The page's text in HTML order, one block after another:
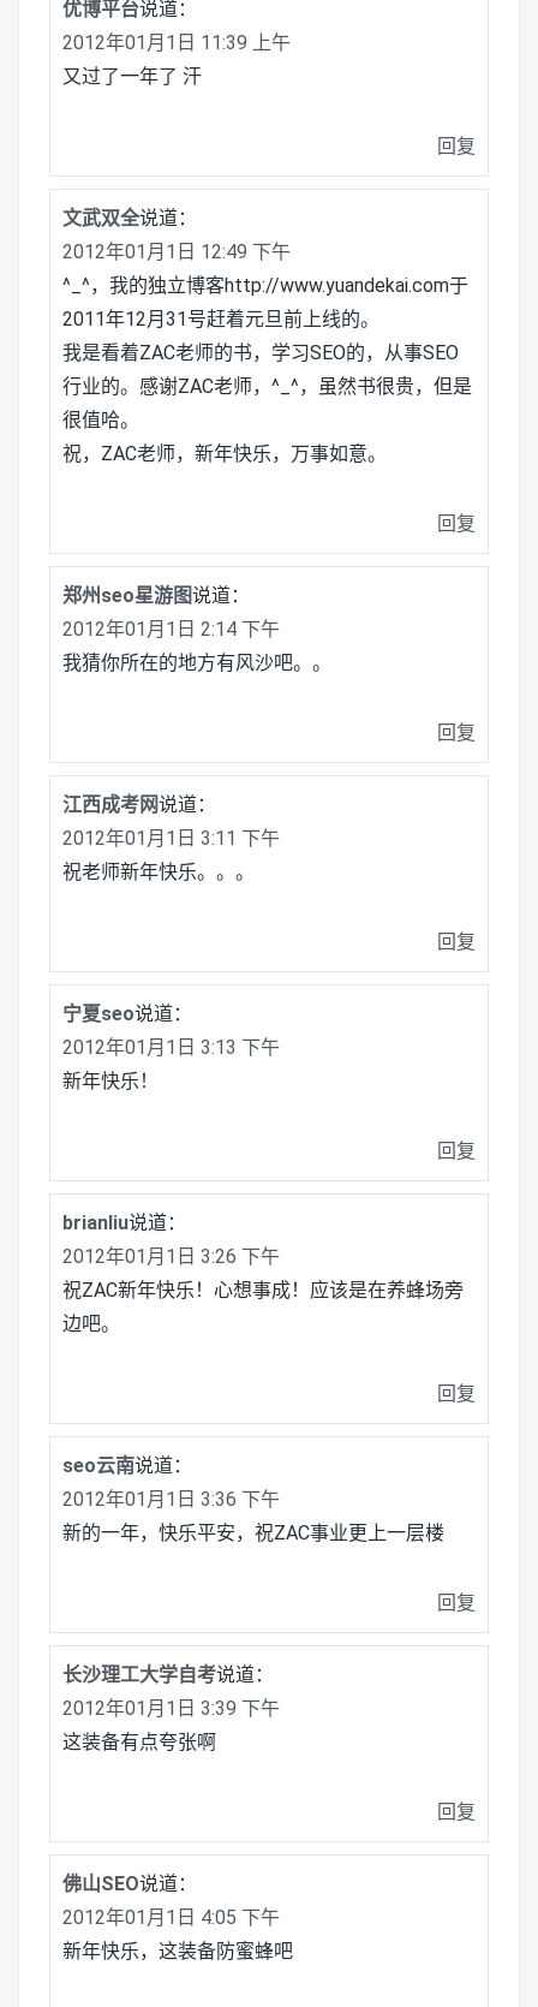
优博平台说道：
2012年01月1日 11:39 上午
又过了一年了 汗
回复
文武双全说道：
2012年01月1日 12:49 下午
^_^，我的独立博客http://www.yuandekai.com于
2011年12月31号赶着元旦前上线的。
我是看着ZAC老师的书，学习SEO的，从事SEO
行业的。感谢ZAC老师，^_^，虽然书很贵，但是
很值哈。
祝，ZAC老师，新年快乐，万事如意。
回复
郑州seo星游图说道：
2012年01月1日 2:14 下午
我猜你所在的地方有风沙吧。。
回复
江西成考网说道：
2012年01月1日 3:11 下午
祝老师新年快乐。。。
回复
宁夏seo说道：
2012年01月1日 3:13 下午
新年快乐！
回复
brianliu说道：
2012年01月1日 3:26 下午
祝ZAC新年快乐！心想事成！应该是在养蜂场旁
边吧。
回复
seo云南说道：
2012年01月1日 3:36 下午
新的一年，快乐平安，祝ZAC事业更上一层楼
回复
长沙理工大学自考说道：
2012年01月1日 3:39 下午
这装备有点夸张啊
回复
佛山SEO说道：
2012年01月1日 4:05 下午
新年快乐，这装备防蜜蜂吧